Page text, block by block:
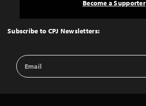
Top
Subscribe to CPJ Newsletters:
Email
Address
Become a Supporter